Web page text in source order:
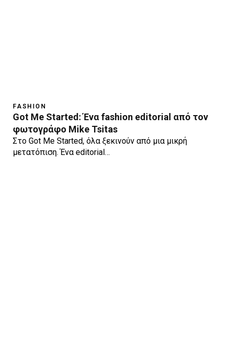
FASHION
Got Me Started: Ένα fashion editorial από τον
φωτογράφο Mike Tsitas
Στο Got Me Started, όλα ξεκινούν από μια μικρή
μετατόπιση. Ένα editorial…